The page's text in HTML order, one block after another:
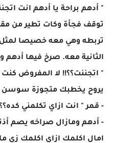
" أدهم براحة يا أدهم انت
توقف فجأة وكات تطير من
تربطه وهي معه خصيصا
الثانية معه. صرخ فيها أدهم
" اتجننت؟؟!! لا المفروض
يروح يخطبك متجوزة سوسن
- قمر " انت ازاي تكلمني
- أدهم ومازال صراخه يصم
امال اكلمك ازاي اكلمك زي